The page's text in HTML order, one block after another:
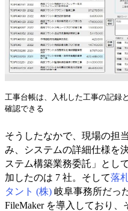
工事台帳は、入札した工事の記録
確認できる
そうしたなかで、現場の担
み、システムの詳細仕様を
ステム構築業務委託」とし
加したのは 7 社。そして落
タント (株) 岐阜事務所だっ
FileMaker を導入しており